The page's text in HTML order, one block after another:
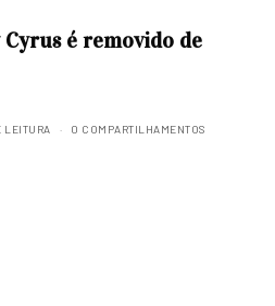
é removido de
LEITURA 0 COMPARTILHAMENTOS